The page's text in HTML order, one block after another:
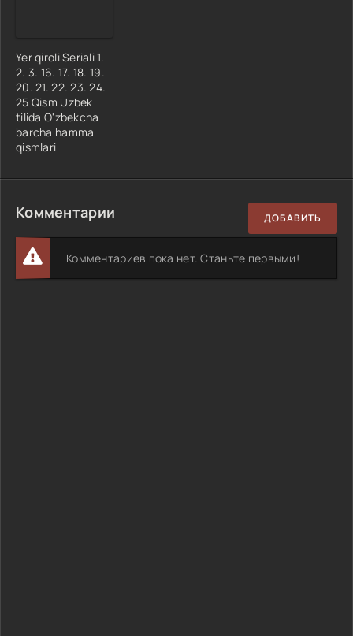
Yer qiroli Seriali 1.
2. 3. 16. 17. 18. 19.
20. 21. 22. 23. 24.
25 Qism Uzbek
tilida O'zbekcha
barcha hamma
qismlari
Комментарии ДОБАВИТЬ
Комментариев пока нет. Станьте первыми!